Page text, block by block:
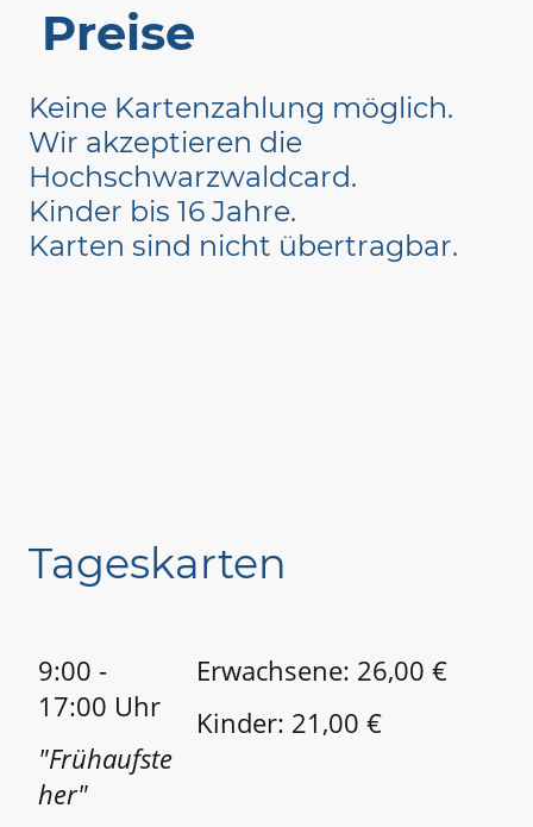
Preise
Keine Kartenzahlung möglich.
Wir akzeptieren die
Hochschwarzwaldcard.
Kinder bis 16 Jahre.
Karten sind nicht übertragbar.
Tageskarten
9:00 -
17:00 Uhr
"Frühaufste
her"
Erwachsene: 26,00 €
Kinder: 21,00 €